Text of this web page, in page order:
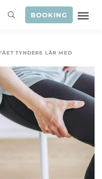
BOOKING
TYNDERE LÅR MED